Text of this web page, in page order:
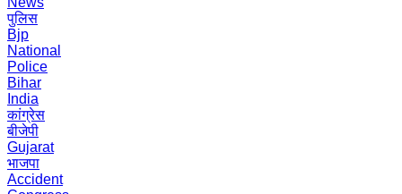
पुलिस
Bjp
National
Police
Bihar
India
कांग्रेस
बीजेपी
Gujarat
भाजपा
Accident